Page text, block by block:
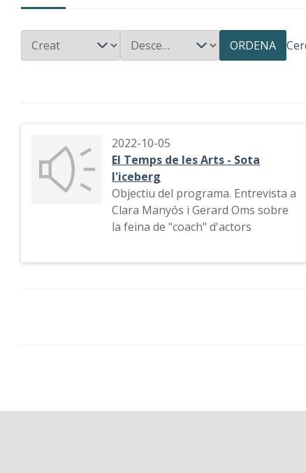
ORDENA
2022-10-05
El Temps de les Arts - Sota
l'iceberg
Objectiu del programa. Entrevista a
Clara Manyós i Gerard Oms sobre
la feina de "coach" d'actors